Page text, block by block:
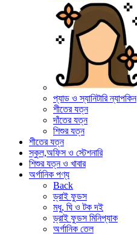
প্যাড ও স্যানিটারি ন্যাপকিন
শীতের যত্ন
দাঁতের যত্ন
শিশুর যত্ন
শীতের যত্ন
স্কুল,অফিস ও স্টেশনারি
শিশুর যত্ন ও খাবার
অর্গানিক পণ্য
Back
ড্রাই ফুডস
মধু, ঘি ও টক দই
ড্রাই ফুডস মিনিপ্যাক
অর্গানিক তেল